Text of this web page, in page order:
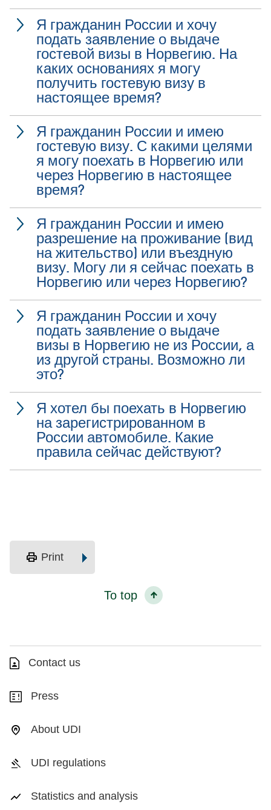
Я гражданин России и хочу
подать заявление о выдаче
гостевой визы в Норвегию. На
каких основаниях я могу
получить гостевую визу в
настоящее время?
Я гражданин России и имею
гостевую визу. С какими целями
я могу поехать в Норвегию или
через Норвегию в настоящее
время?
Я гражданин России и имею
разрешение на проживание (вид
на жительство) или въездную
визу. Могу ли я сейчас поехать в
Норвегию или через Норвегию?
Я гражданин России и хочу
подать заявление о выдаче
визы в Норвегию не из России, а
из другой страны. Возможно ли
это?
Я хотел бы поехать в Норвегию
на зарегистрированном в
России автомобиле. Какие
правила сейчас действуют?
print Print
To top
Contact us
Press
About UDI
UDI regulations
Statistics and analysis